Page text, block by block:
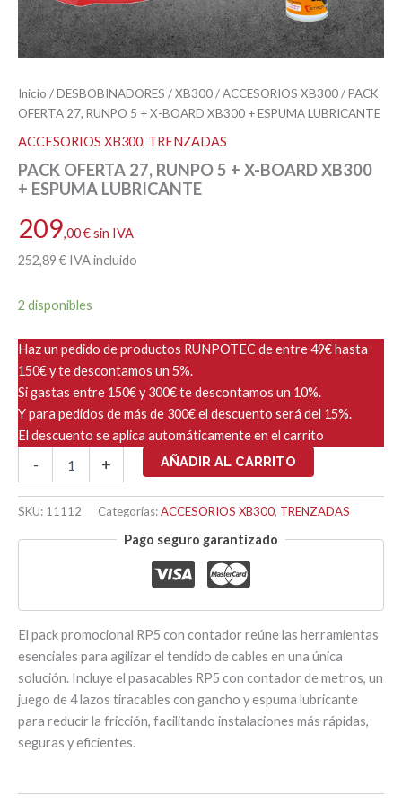
Inicio /DESBOBINADORES /XB300/ACCESORIOS XB300/ PACK
OFERTA 27, RUNPO 5 + X-BOARD XB300 + ESPUMA LUBRICANTE
ACCESORIOS XB300, TRENZADAS
PACK OFERTA 27, RUNPO 5 + X-BOARD XB300
+ ESPUMA LUBRICANTE
209,00€sin IVA
252,89 € IVA incluido
2 disponibles
Haz un pedido de productos RUNPOTEC de entre 49€ hasta
150€ y te descontamos un 5%.
Si gastas entre 150€ y 300€ te descontamos un 10%.
Y para pedidos de más de 300€ el descuento será del 15%.
El descuento se aplica automáticamente en el carrito
-
OFERTA
RUNPO
+
+
ESPUMA
LUBRICANTE
cantidad
+ AÑADIR AL CARRITO
SKU: 11112 Categorías:ACCESORIOS XB300, TRENZADAS
Pago seguro garantizado
El pack promocional RP5 con contador reúne las herramientas
esenciales para agilizar el tendido de cables en una única
solución. Incluye el pasacables RP5 con contador de metros, un
juego de 4 lazos tiracables con gancho y espuma lubricante
para reducir la fricción, facilitando instalaciones más rápidas,
seguras y eficientes.